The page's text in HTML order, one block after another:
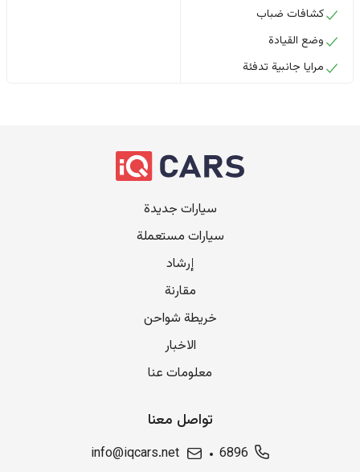
كشافات ضباب
وضع القيادة
مرايا جانبية تدفئة
سيارات جديدة
سيارات مستعملة
إرشاد
مقارنة
خريطة شواحن
الاخبار
معلومات عنا
تواصل معنا
6896
info@iqcars.net